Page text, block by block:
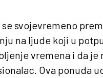
svojevremeno
na ljude koji u
vremena i da
Ova ponuda